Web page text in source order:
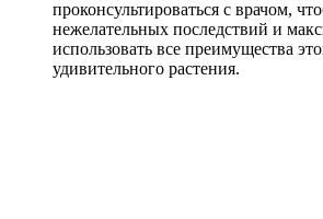
проконсультироваться с врачом,
нежелательных последствий и
использовать все преимущества
удивительного растения.